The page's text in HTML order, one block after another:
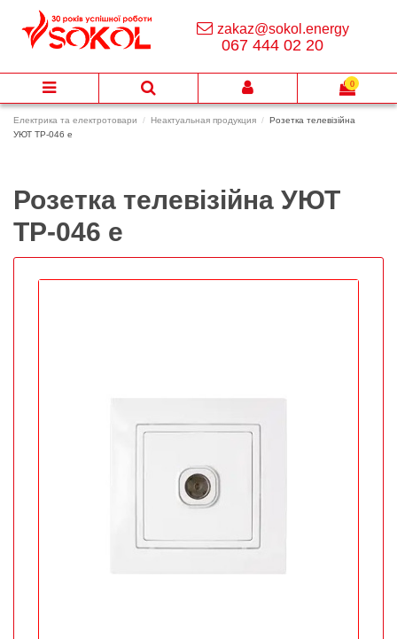
Електрика та електротовари Неактуальная продукция
Розетка телевізійна
УЮТ ТР-046 е
Розетка телевізійна УЮТ
ТР-046 е
zakaz@sokol.energy
067 444 02 20
0